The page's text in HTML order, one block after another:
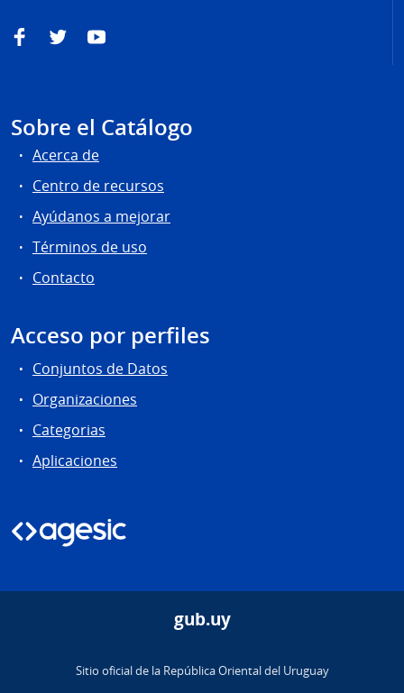
FacebookTwitterYouTube
Sobre el Catálogo
Acerca de
Centro de recursos
Ayúdanos a mejorar
Términos de uso
Contacto
Acceso por perfiles
Conjuntos de Datos
Organizaciones
Categorias
Aplicaciones
gub.uy
Sitio oficial de la República Oriental del Uruguay